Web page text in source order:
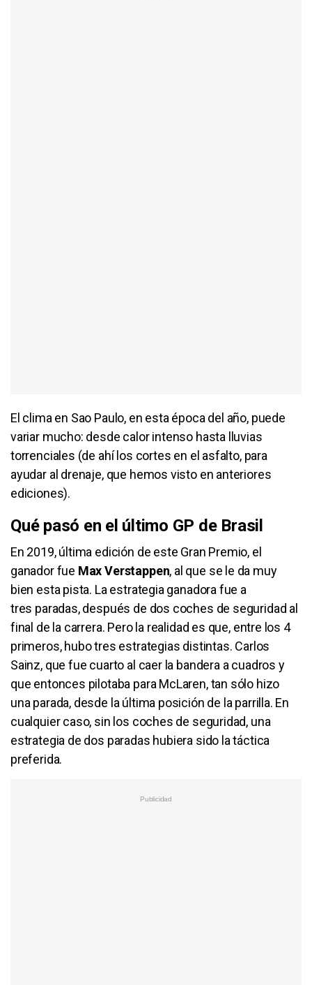
El clima en Sao Paulo, en esta época del año, puede
variar mucho: desde calor intenso hasta lluvias
torrenciales (de ahí los cortes en el asfalto, para
ayudar al drenaje, que hemos visto en anteriores
ediciones).
Qué pasó en el último GP de Brasil
En 2019, última edición de este Gran Premio, el
ganador fue Max Verstappen, al que se le da muy
bien esta pista. La estrategia ganadora fue a
tres paradas, después de dos coches de seguridad al
final de la carrera. Pero la realidad es que, entre los 4
primeros, hubo tres estrategias distintas. Carlos
Sainz, que fue cuarto al caer la bandera a cuadros y
que entonces pilotaba para McLaren, tan sólo hizo
una parada, desde la última posición de la parrilla. En
cualquier caso, sin los coches de seguridad, una
estrategia de dos paradas hubiera sido la táctica
preferida.